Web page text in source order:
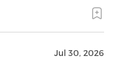
Jul 30, 2026